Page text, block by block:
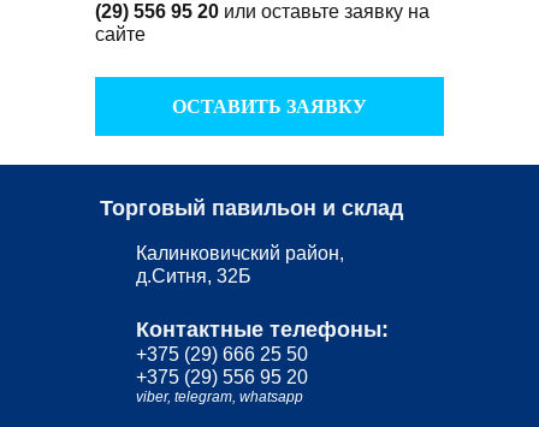
(29) 556 95 20 или оставьте заявку на
сайте
ОСТАВИТЬ ЗАЯВКУ
Торговый павильон и склад
Калинковичский район,
д.Ситня, 32Б
Контактные телефоны:
+375 (29) 666 25 50
+375 (29) 556 95 20
viber, telegram, whatsapp